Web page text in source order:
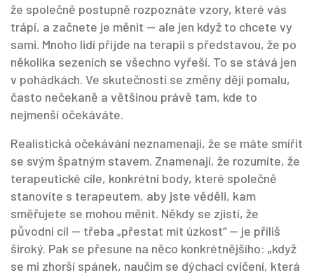
že společně postupně rozpoznáte vzory, které vás
trápí, a začnete je měnit — ale jen když to chcete vy
sami. Mnoho lidí přijde na terapii s představou, že po
několika sezeních se všechno vyřeší. To se stává jen
v pohádkách. Ve skutečnosti se změny dějí pomalu,
často nečekaně a většinou právě tam, kde to
nejmenší očekáváte.
Realistická očekávání neznamenají, že se máte smířit
se svým špatným stavem. Znamenají, že rozumíte, že
terapeutické cíle, konkrétní body, které společně
stanovíte s terapeutem, aby jste věděli, kam
směřujete se mohou měnit. Někdy se zjistí, že
původní cíl — třeba „přestat mít úzkost“ — je příliš
široký. Pak se přesune na něco konkrétnějšího: „když
se mi zhorší spánek, naučím se dýchací cvičení, která